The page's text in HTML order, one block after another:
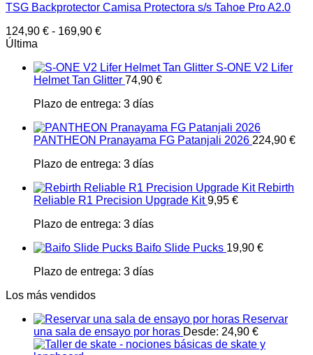
TSG Backprotector Camisa Protectora s/s Tahoe Pro A2.0
124,90 € - 169,90 €
Última
S-ONE V2 Lifer
Helmet Tan Glitter 74,90 €
Plazo de entrega: 3 días
PANTHEON Pranayama FG Patanjali 2026 224,90 €
Plazo de entrega: 3 días
Rebirth
Reliable R1 Precision Upgrade Kit 9,95 €
Plazo de entrega: 3 días
Baifo Slide Pucks 19,90 €
Plazo de entrega: 3 días
Los más vendidos
Reservar
una sala de ensayo por horas Desde: 24,90 €